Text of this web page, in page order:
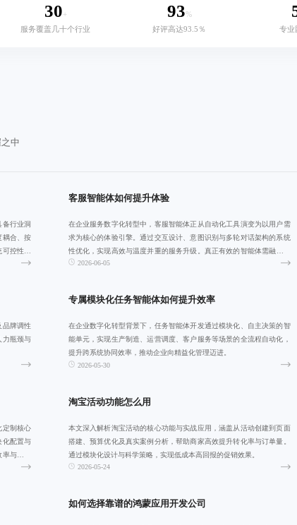
30+
服务覆盖几十个行业
93%
好评高达93.5％
专业
中
行业洞
耦合、按
控性，
客服智能体如何提升体验
在企业服务数字化转型中，客服智能体正从自动化工具演变为以用户需
求为核心的体验引擎。通过交互设计、意图识别与多轮对话架构的系统
性优化，实现高效与温度并重的服务升级。真正有效的智能体需融合用
户行为洞察与业
2026-06-05
品牌调性
力瓶颈与
专属模块化任务智能体如何提升效率
在企业数字化转型背景下，任务智能体开发通过模块化、自主决策的智
能单元，实现生产制造、运营调度、客户服务等场景的全流程自动化，
提升跨系统协同效率，推动企业向精益化管理迈进。
2026-05-30
定制核心
化配置与
与管理
淘宝活动功能怎么用
本文深入解析淘宝活动的核心功能与实战应用，涵盖从活动创建到页面
搭建、预算优化及真实案例分析，帮助商家高效提升转化率与订单量。
通过模块化设计与科学策略，实现低成本高回报的促销效果。
2026-05-24
如何选择靠谱的鸿蒙应用开发公司